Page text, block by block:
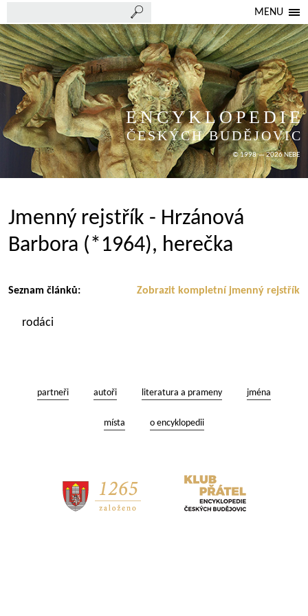
MENU
ENCYKLOPEDIE
ČESKÝCH BUDĚJOVIC
© 1998 — 2026 NEBE
Jmenný rejstřík - Hrzánová
Barbora (*1964), herečka
Zobrazit kompletní jmenný rejstřík
Seznam článků:
rodáci
partneři autoři literatura a prameny jména
místa o encyklopedii